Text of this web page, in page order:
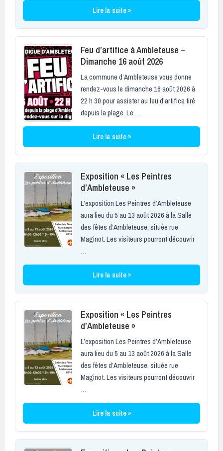
Lire la suite »
Feu d’artifice à Ambleteuse –
Dimanche 16 août 2026
La commune d’Ambleteuse vous donne
rendez-vous le dimanche 16 août 2026 à
22 h 30 pour assister au feu d’artifice tiré
depuis la plage. Le …
Lire la suite »
Exposition « Les Peintres
d’Ambleteuse »
L’exposition Les Peintres d’Ambleteuse
aura lieu du 5 au 13 août 2026 à la Salle
des fêtes d’Ambleteuse, située rue
Maginot. Les visiteurs pourront découvrir
…
Lire la suite »
Exposition « Les Peintres
d’Ambleteuse »
L’exposition Les Peintres d’Ambleteuse
aura lieu du 5 au 13 août 2026 à la Salle
des fêtes d’Ambleteuse, située rue
Maginot. Les visiteurs pourront découvrir
…
Lire la suite »